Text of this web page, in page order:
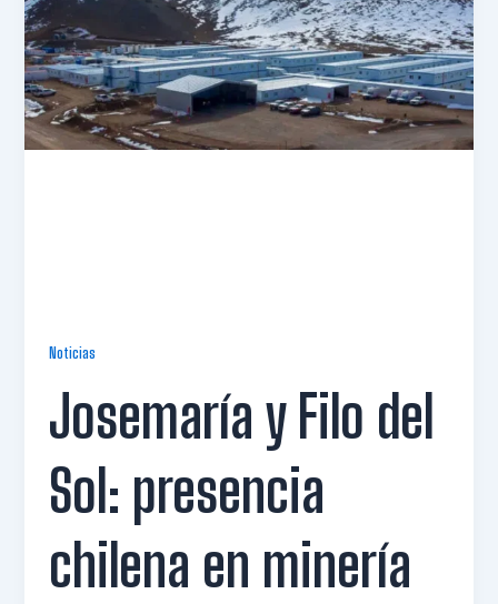
Noticias
Josemaría y Filo del
Sol: presencia
chilena en minería